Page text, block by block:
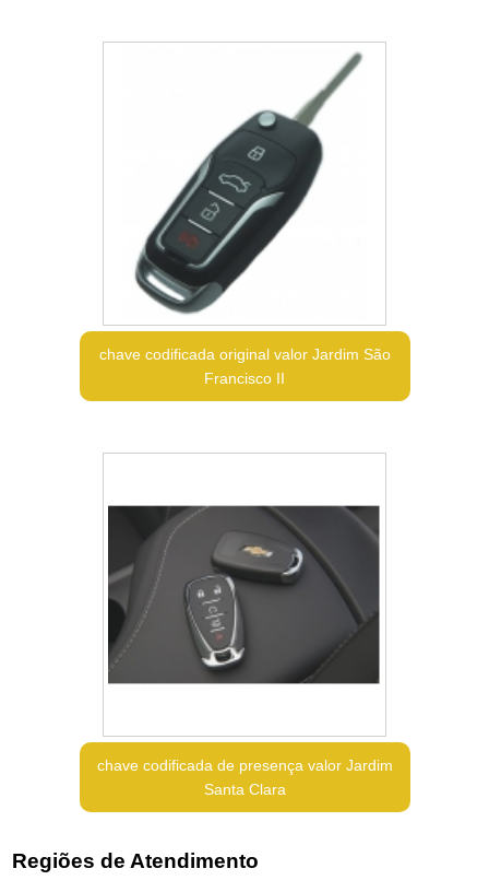
chave codificada original valor Jardim São
Francisco II
chave codificada de presença valor Jardim
Santa Clara
Regiões de Atendimento